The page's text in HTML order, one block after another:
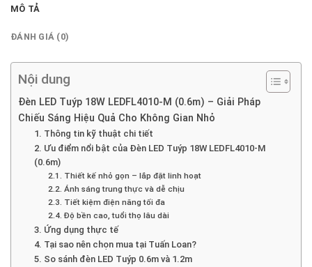
MÔ TẢ
ĐÁNH GIÁ (0)
Nội dung
Đèn LED Tuýp 18W LEDFL4010-M (0.6m) – Giải Pháp
Chiếu Sáng Hiệu Quả Cho Không Gian Nhỏ
1. Thông tin kỹ thuật chi tiết
2. Ưu điểm nổi bật của Đèn LED Tuýp 18W LEDFL4010-M
(0.6m)
2.1. Thiết kế nhỏ gọn – lắp đặt linh hoạt
2.2. Ánh sáng trung thực và dễ chịu
2.3. Tiết kiệm điện năng tối đa
2.4. Độ bền cao, tuổi thọ lâu dài
3. Ứng dụng thực tế
4. Tại sao nên chọn mua tại Tuấn Loan?
5. So sánh đèn LED Tuýp 0.6m và 1.2m